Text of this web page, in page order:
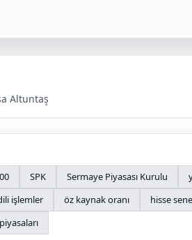
Altuntaş
SPK Sermaye Piyasası Kurulu
işlemler öz kaynak oranı
hisse